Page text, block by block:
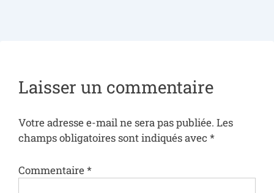
Laisser un commentaire
Votre adresse e-mail ne sera pas publiée. Les
champs obligatoires sont indiqués avec *
Commentaire*